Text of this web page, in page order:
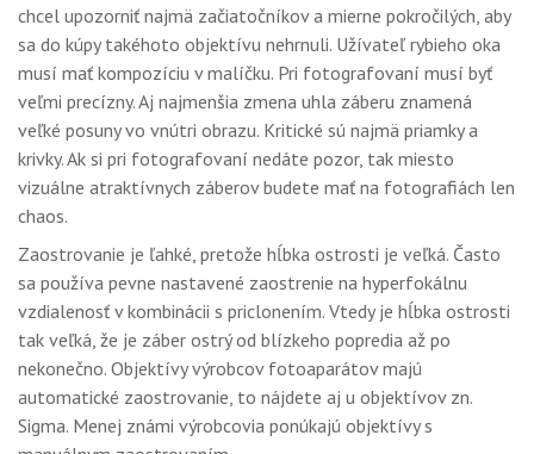
chcel upozorniť najmä začiatočníkov a mierne pokročilých, aby
sa do kúpy takéhoto objektívu nehrnuli. Užívateľ rybieho oka
musí mať kompozíciu v malíčku. Pri fotografovaní musí byť
veľmi precízny. Aj najmenšia zmena uhla záberu znamená
veľké posuny vo vnútri obrazu. Kritické sú najmä priamky a
krivky. Ak si pri fotografovaní nedáte pozor, tak miesto
vizuálne atraktívnych záberov budete mať na fotografiách len
chaos.
Zaostrovanie je ľahké, pretože hĺbka ostrosti je veľká. Často
sa používa pevne nastavené zaostrenie na hyperfokálnu
vzdialenosť v kombinácii s priclonením. Vtedy je hĺbka ostrosti
tak veľká, že je záber ostrý od blízkeho popredia až po
nekonečno. Objektívy výrobcov fotoaparátov majú
automatické zaostrovanie, to nájdete aj u objektívov zn.
Sigma. Menej známi výrobcovia ponúkajú objektívy s